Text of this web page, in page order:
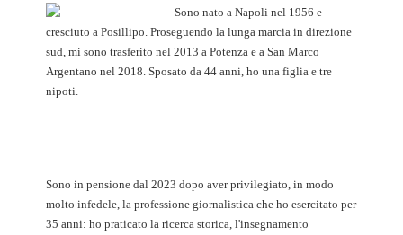
Sono nato a Napoli nel 1956 e
cresciuto a Posillipo. Proseguendo la lunga marcia in direzione
sud, mi sono trasferito nel 2013 a Potenza e a San Marco
Argentano nel 2018. Sposato da 44 anni, ho una figlia e tre
nipoti.
Sono in pensione dal 2023 dopo aver privilegiato, in modo
molto infedele, la professione giornalistica che ho esercitato per
35 anni: ho praticato la ricerca storica, l'insegnamento